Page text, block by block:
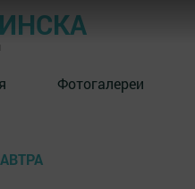
Фотогалереи